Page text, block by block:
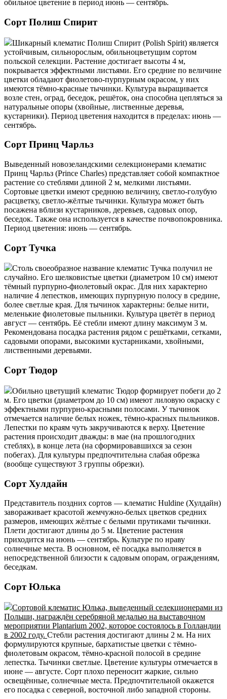
обильное цветение в период июнь — сентябрь.
Сорт Полиш Спирит
Шикарный клематис Полиш Спирит (Polish Spirit) является
устойчивым, сильнорослым, обильноцветущим сортом
польской селекции. Растение достигает высоты 4 м,
покрывается эффектными листьями. Его средние по величине
цветки обладают фиолетово-пурпурным окрасом, у них
имеются тёмно-красные тычинки. Культура выращивается
возле стен, оград, беседок, решёток, она способна цепляться за
натуральные опоры (хвойные, лиственные деревья,
кустарники). Период цветения находится в пределах: июнь —
сентябрь.
Сорт Принц Чарльз
Выведенный новозеландскими селекционерами клематис
Принц Чарльз (Prince Charles) представляет собой компактное
растение со стеблями длиной 2 м, мелкими листьями.
Сортовые цветки имеют среднюю величину, светло-голубую
расцветку, светло-жёлтые тычинки. Культура может быть
посажена вблизи кустарников, деревьев, садовых опор,
беседок. Также она используется в качестве почвопокровника.
Период цветения: июнь — сентябрь.
Сорт Тучка
Столь своеобразное название клематис Тучка получил не
случайно. Его шелковистые цветки (диаметром 10 см) имеют
тёмный пурпурно-фиолетовый окрас. Для них характерно
наличие 4 лепестков, имеющих пурпурную полосу в средине,
более светлые края. Для тычинок характерны: белые нити,
меленькие фиолетовые пыльники. Культура цветёт в период
август — сентябрь. Её стебли имеют длину максимум 3 м.
Рекомендована посадка растения рядом с решётками, сетками,
садовыми опорами, высокими кустарниками, хвойными,
лиственными деревьями.
Сорт Тюдор
Обильно цветущий клематис Тюдор формирует побеги до 2
м. Его цветки (диаметром до 10 см) имеют лиловую окраску с
эффектными пурпурно-красными полосами. У тычинок
отмечается наличие белых ножек, тёмно-красных пыльников.
Лепестки по краям чуть закручиваются к верху. Цветение
растения происходит дважды: в мае (на прошлогодних
стеблях), в конце лета (на сформировавшихся за сезон
побегах). Для культуры предпочтительна слабая обрезка
(вообще существуют 3 группы обрезки).
Сорт Хулдайн
Представитель поздних сортов — клематис Huldine (Хулдайн)
завораживает красотой жемчужно-белых цветков средних
размеров, имеющих жёлтые с белыми прутиками тычинки.
Плети достигают длины до 5 м. Цветение растения
приходится на июнь — сентябрь. Культуре по нраву
солнечные места. В основном, её посадка выполняется в
непосредственной близости к садовым опорам, ограждениям,
беседкам.
Сорт Юлька
Сортовой клематис Юлька, выведенный селекционерами из
Польши, награждён серебряной медалью на выставочном
мероприятии Plantarium 2002, которое состоялось в Голландии
в 2002 году. Стебли растения достигают длины 2 м. На них
формулируются крупные, бархатистые цветки с тёмно-
фиолетовым окрасом, тёмно-красной полосой в средине
лепестка. Тычинки светлые. Цветение культуры отмечается в
июне — августе. Сорт плохо переносит жаркие, сильно
освещённые, солнечные места. Предпочтительной окажется
его посадка с северной, восточной либо западной стороны.